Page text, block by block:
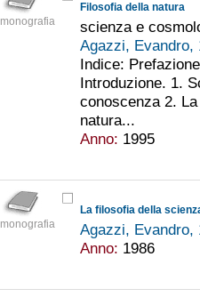
monografia
Filosofia della natura
scienza e
Agazzi,
Indice:
Introduzione. 1.
conoscenza 2.
natura...
Anno: 1995
monografia
La filosofia della
Agazzi,
Anno: 1986